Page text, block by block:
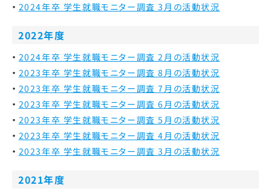
2024年卒 学生就職モニター調査 3月の活動状況
2022年度
2024年卒 学生就職モニター調査 2月の活動状況
2023年卒 学生就職モニター調査 8月の活動状況
2023年卒 学生就職モニター調査 7月の活動状況
2023年卒 学生就職モニター調査 6月の活動状況
2023年卒 学生就職モニター調査 5月の活動状況
2023年卒 学生就職モニター調査 4月の活動状況
2023年卒 学生就職モニター調査 3月の活動状況
2021年度